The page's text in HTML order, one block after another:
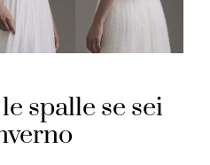
spalle se sei